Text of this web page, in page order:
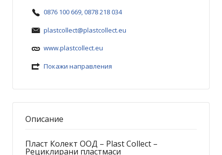
0876 100 669, 0878 218 034
plastcollect@plastcollect.eu
www.plastcollect.eu
Покажи направления
Описание
Пласт Колект ООД – Plast Collect –
Рециклирани пластмаси